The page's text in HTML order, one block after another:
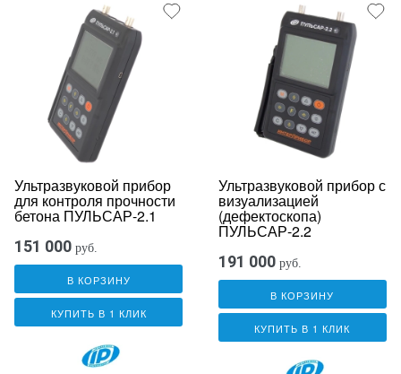
Ультразвуковой прибор
для контроля прочности
бетона ПУЛЬСАР-2.1
151 000 руб.
В КОРЗИНУ
КУПИТЬ В 1 КЛИК
Ультразвуковой прибор с
визуализацией
(дефектоскопа)
ПУЛЬСАР-2.2
191 000 руб.
В КОРЗИНУ
КУПИТЬ В 1 КЛИК